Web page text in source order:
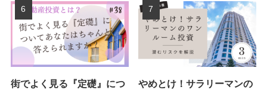
街でよく見る『定礎』につ
やめとけ！サラリーマンの